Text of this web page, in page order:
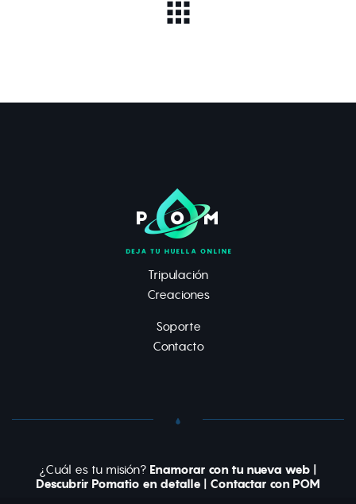
Tripulación
Creaciones
Soporte
Contacto
¿Cuál es tu misión? Enamorar con tu nueva web |
Descubrir Pomatio en detalle | Contactar con POM